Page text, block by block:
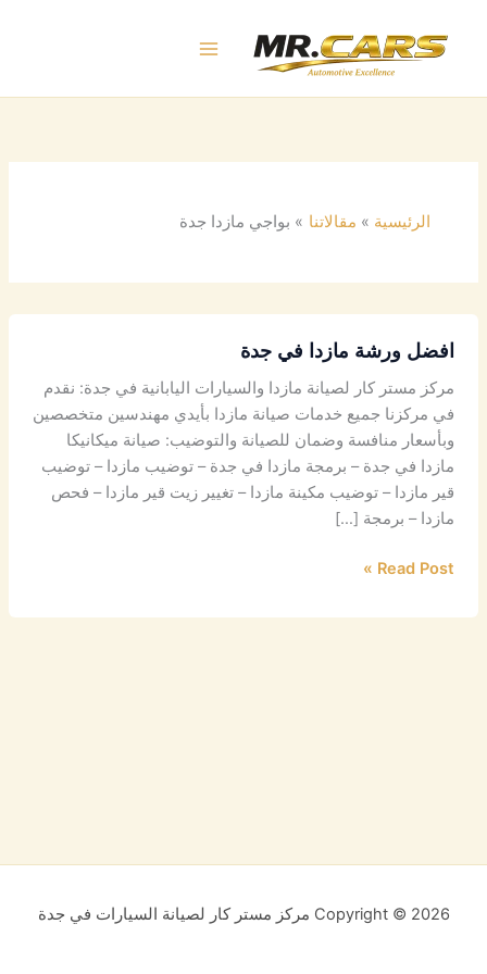
المحتوى
الرئيسية مقالاتنا بواجي مازدا جدة
افضل ورشة مازدا في جدة
مركز مستر كار لصيانة مازدا والسيارات اليابانية في جدة: نقدم
في مركزنا جميع خدمات صيانة مازدا بأيدي مهندسين متخصصين
وبأسعار منافسة وضمان للصيانة والتوضيب: صيانة ميكانيكا
مازدا في جدة – برمجة مازدا في جدة – توضيب مازدا – توضيب
قير مازدا – توضيب مكينة مازدا – تغيير زيت قير مازدا – فحص
مازدا – برمجة […]
ورشة
مازدا
في
جدة
Read Post »
Copyright © 2026 مركز مستر كار لصيانة السيارات في جدة